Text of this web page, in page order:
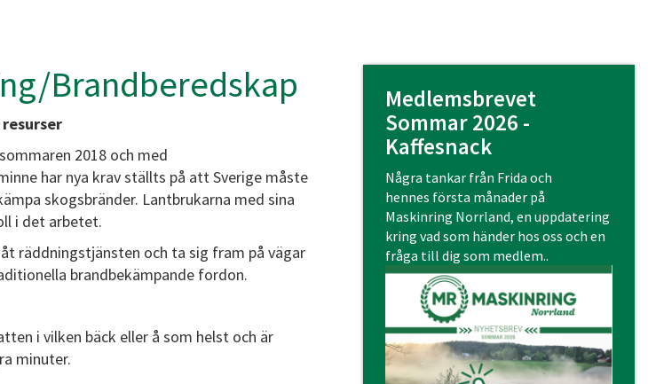
Brandberedskap
2018 och med
har nya krav ställts på att Sverige måste
skogsbränder. Lantbrukarna med sina
i det arbetet.
räddningstjänsten och ta sig fram på vägar
brandbekämpande fordon.
i vilken bäck eller å som helst och är
minuter.
Medlemsbrevet
Sommar 2026 -
Kaffesnack
Några tankar från Frida och
hennes första månader på
Maskinring Norrland, en uppdatering
kring vad som händer hos oss och en
fråga till dig som medlem..